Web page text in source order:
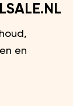
en